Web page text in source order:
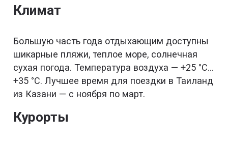
Климат
Большую часть года отдыхающим доступны
шикарные пляжи, теплое море, солнечная
сухая погода. Температура воздуха — +25 °С…
+35 °С. Лучшее время для поездки в Таиланд
из Казани — с ноября по март.
Курорты